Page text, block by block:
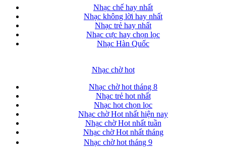
Nhạc chế hay nhất
Nhạc không lời hay nhất
Nhạc trẻ hay nhất
Nhạc cực hay chọn lọc
Nhạc Hàn Quốc
Nhạc chờ hot
Nhạc chờ hot tháng 8
Nhạc trẻ hot nhất
Nhạc hot chọn lọc
Nhạc chờ Hot nhất hiện nay
Nhạc chờ Hot nhất tuần
Nhạc chờ Hot nhất tháng
Nhạc chờ hot tháng 9